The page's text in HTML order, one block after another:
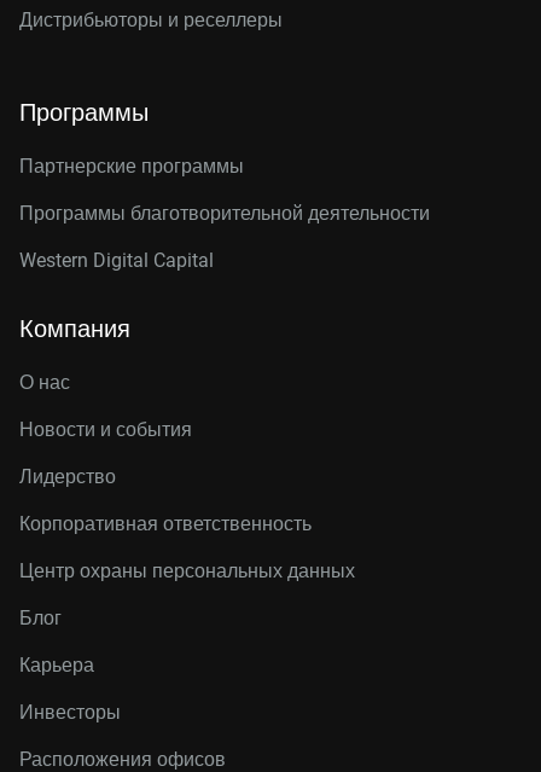
Дистрибьюторы и реселлеры
Программы
Партнерские программы
Программы благотворительной деятельности
Western Digital Capital
Компания
О нас
Новости и события
Лидерство
Корпоративная ответственность
Центр охраны персональных данных
Блог
Карьера
Инвесторы
Расположения офисов